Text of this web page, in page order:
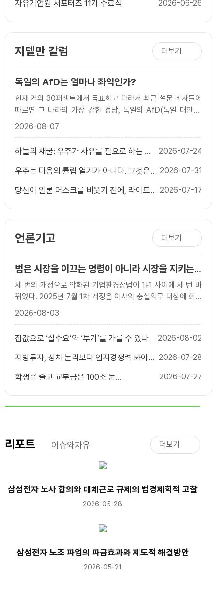
자유기업원 서포터즈 11기 수료식
2026-06-26
지텔만 칼럼 더보기
독일의 AfD는 얼마나 좌익인가?
현재 거의 30퍼센트에서 득표하고 따라서 최근 설문 조사들에
따르면 그 나라의 가장 강한 정당, 독일의 AfD(독일 대안당;
Alternative for Germany)는 두 공동 의장 알..
2026-08-07
하늘의 채굴: 우주가 사유를 필요로 하는 이
2026-07-24
우주는 다음의 튤립 열기가 아니다. 그것은
2026-07-31
당신이 일론 머스크를 비웃기 전에, 라이트
2026-07-17
언론기고 더보기
법은 시장을 이끄는 명령이 아니라 시장을 지키는
규칙이어야 한다
세 번의 개정으로 악화된 기업환경상법이 1년 사이에 세 번 바
뀌었다. 2025년 7월 1차 개정은 이사의 충실의무 대상에 회사
와 함께 `주주’를 넣었고, 사외이사의 이름..
2026-08-03
집값으로 ‘실수요’와 ‘투기’를 가를 수 있나 2026-08-02
지방투자, 정치 논리보다 입지경쟁력 봐야
2026-07-28
학생은 줄고 교부금은 100조 눈
2026-07-27
리포트 이슈와자유 더보기
삼성전자 노사 합의와 대체근로 규제의 법경제학적 고찰
2026-05-28
삼성전자 노조 파업의 파급효과와 제도적 해결방안
2026-05-21